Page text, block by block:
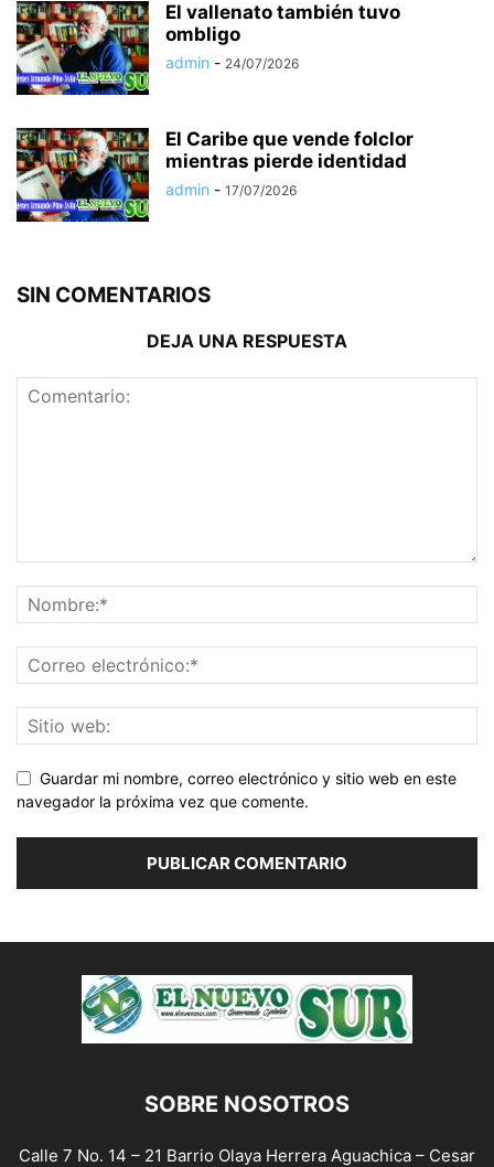
El vallenato también tuvo
ombligo
admin - 24/07/2026
El Caribe que vende folclor
mientras pierde identidad
admin - 17/07/2026
SIN COMENTARIOS
DEJA UNA RESPUESTA
Guardar mi nombre, correo electrónico y sitio web en este
navegador la próxima vez que comente.
SOBRE NOSOTROS
Calle 7 No. 14 – 21 Barrio Olaya Herrera Aguachica – Cesar